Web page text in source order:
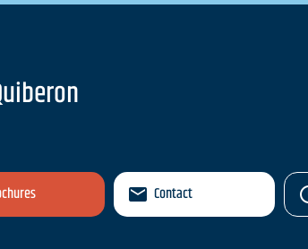
Contact